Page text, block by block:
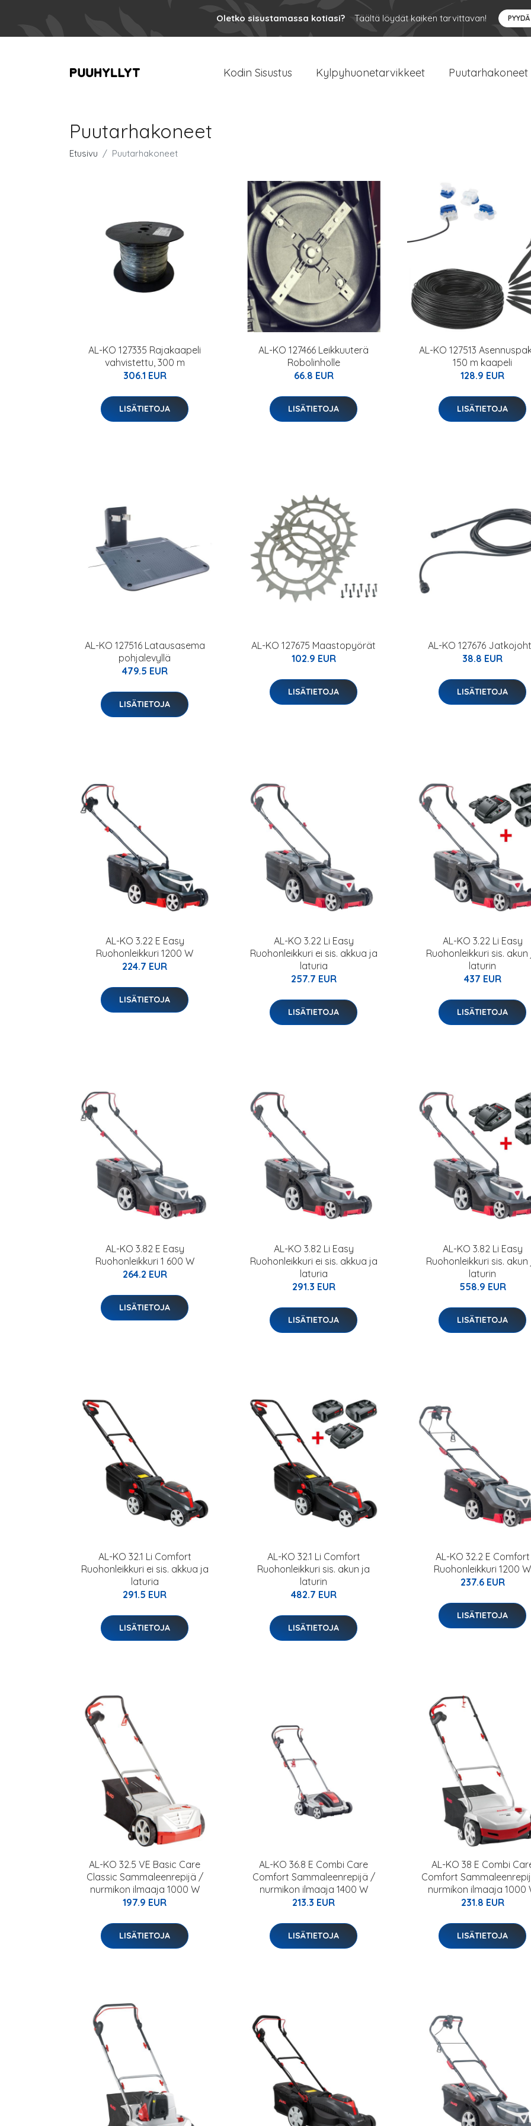
Oletko sisustamassa kotiasi? Täältä löydät kaiken tarvittavan!
Kodin Sisustus Kylpyhuonetarvikkeet Puutarhakoneet
Puutarhakoneet
Etusivu Puutarhakoneet
AL-KO 127335 Rajakaapeli
vahvistettu, 300 m
306.1 EUR
LISÄTIETOJA
AL-KO 127466 Leikkuuterä
Robolinholle
66.8 EUR
LISÄTIETOJA
AL-KO 127513
150 m kaapeli
128.9 EUR
LISÄTIETOJA
AL-KO 127516 Latausasema
pohjalevyllä
479.5 EUR
LISÄTIETOJA
AL-KO 127675 Maastopyörät
102.9 EUR
LISÄTIETOJA
AL-KO 127676
38.8 EUR
LISÄTIETOJA
AL-KO 3.22 E Easy
Ruohonleikkuri 1200 W
224.7 EUR
LISÄTIETOJA
AL-KO 3.22 Li Easy
Ruohonleikkuri ei sis. akkua ja
laturia
257.7 EUR
LISÄTIETOJA
AL-KO 3.22 Li Easy
Ruohonleikkuri sis.
laturin
437 EUR
LISÄTIETOJA
AL-KO 3.82 E Easy
Ruohonleikkuri 1 600 W
264.2 EUR
LISÄTIETOJA
AL-KO 3.82 Li Easy
Ruohonleikkuri ei sis. akkua ja
laturia
291.3 EUR
LISÄTIETOJA
AL-KO 3.82 Li Easy
Ruohonleikkuri sis.
laturin
558.9 EUR
LISÄTIETOJA
AL-KO 32.1 Li Comfort
Ruohonleikkuri ei sis. akkua ja
laturia
291.5 EUR
LISÄTIETOJA
AL-KO 32.1 Li Comfort
Ruohonleikkuri sis. akun ja
laturin
482.7 EUR
LISÄTIETOJA
AL-KO 32.2 E Comfort
Ruohonleikkuri 1200 W
237.6 EUR
LISÄTIETOJA
AL-KO 32.5 VE Basic Care
Classic Sammaleenrepijä /
nurmikon ilmaaja 1000 W
197.9 EUR
LISÄTIETOJA
AL-KO 36.8 E Combi Care
Comfort Sammaleenrepijä /
nurmikon ilmaaja 1400 W
213.3 EUR
LISÄTIETOJA
AL-KO 38 E Combi
Comfort
nurmikon ilmaaja 1000
231.8 EUR
LISÄTIETOJA